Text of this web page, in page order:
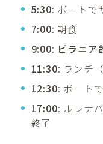
5:30: ボートで
7:00: 朝食
9:00: ピラニア
11:30: ランチ
12:30: ボート
17:00: ルレナ
終了